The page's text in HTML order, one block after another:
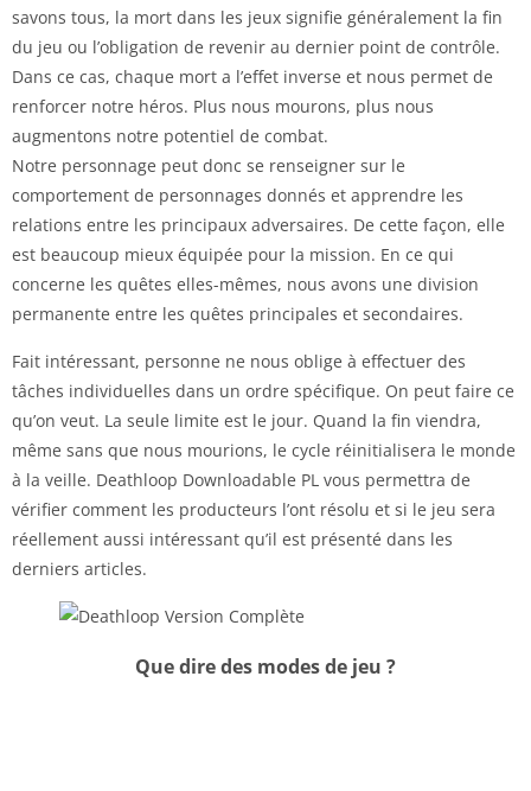
savons tous, la mort dans les jeux signifie généralement la fin
du jeu ou l’obligation de revenir au dernier point de contrôle.
Dans ce cas, chaque mort a l’effet inverse et nous permet de
renforcer notre héros. Plus nous mourons, plus nous
augmentons notre potentiel de combat.
Notre personnage peut donc se renseigner sur le
comportement de personnages donnés et apprendre les
relations entre les principaux adversaires. De cette façon, elle
est beaucoup mieux équipée pour la mission. En ce qui
concerne les quêtes elles-mêmes, nous avons une division
permanente entre les quêtes principales et secondaires.
Fait intéressant, personne ne nous oblige à effectuer des
tâches individuelles dans un ordre spécifique. On peut faire ce
qu’on veut. La seule limite est le jour. Quand la fin viendra,
même sans que nous mourions, le cycle réinitialisera le monde
à la veille. Deathloop Downloadable PL vous permettra de
vérifier comment les producteurs l’ont résolu et si le jeu sera
réellement aussi intéressant qu’il est présenté dans les
derniers articles.
Que dire des modes de jeu ?